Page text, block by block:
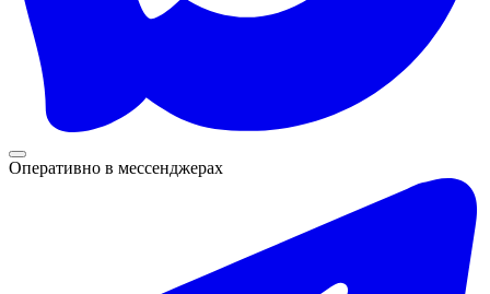
Оперативно в мессенджерах